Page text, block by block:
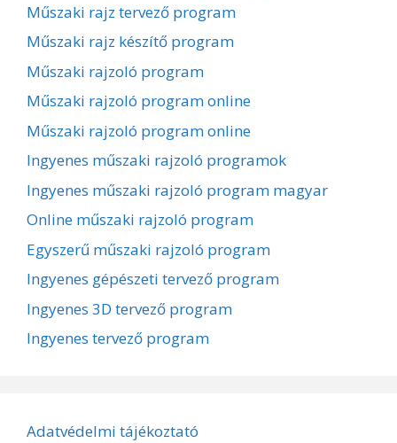
Műszaki rajz tervező program
Műszaki rajz készítő program
Műszaki rajzoló program
Műszaki rajzoló program online
Műszaki rajzoló program online
Ingyenes műszaki rajzoló programok
Ingyenes műszaki rajzoló program magyar
Online műszaki rajzoló program
Egyszerű műszaki rajzoló program
Ingyenes gépészeti tervező program
Ingyenes 3D tervező program
Ingyenes tervező program
Adatvédelmi tájékoztató